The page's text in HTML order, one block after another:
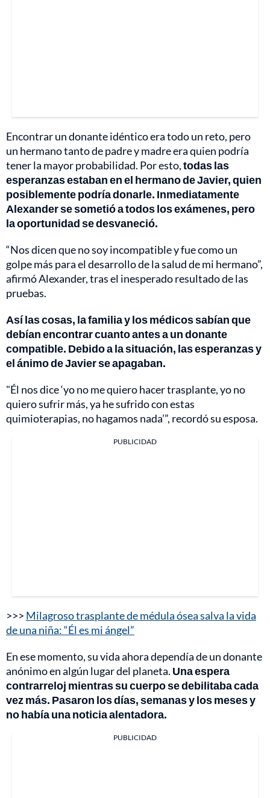
Encontrar un donante idéntico era todo un reto, pero
un hermano tanto de padre y madre era quien podría
tener la mayor probabilidad. Por esto,todas las
esperanzas estaban en el hermano de Javier, quien
posiblemente podría donarle. Inmediatamente
Alexander se sometió a todos los exámenes, pero
la oportunidad se desvaneció.
“Nos dicen que no soy incompatible y fue como un
golpe más para el desarrollo de la salud de mi hermano”,
afirmó Alexander, tras el inesperado resultado de las
pruebas.
Así las cosas, la familia y los médicos sabían que
debían encontrar cuanto antes a un donante
compatible. Debido a la situación, las esperanzas y
el ánimo de Javier se apagaban.
"Él nos dice ‘yo no me quiero hacer trasplante, yo no
quiero sufrir más, ya he sufrido con estas
quimioterapias, no hagamos nada’”, recordó su esposa.
PUBLICIDAD
>>> Milagroso trasplante de médula ósea salva la vida
de una niña: “Él es mi ángel”
En ese momento, su vida ahora dependía de un donante
anónimo en algún lugar del planeta. Una espera
contrarreloj mientras su cuerpo se debilitaba cada
vez más. Pasaron los días, semanas y los meses y
no había una noticia alentadora.
PUBLICIDAD